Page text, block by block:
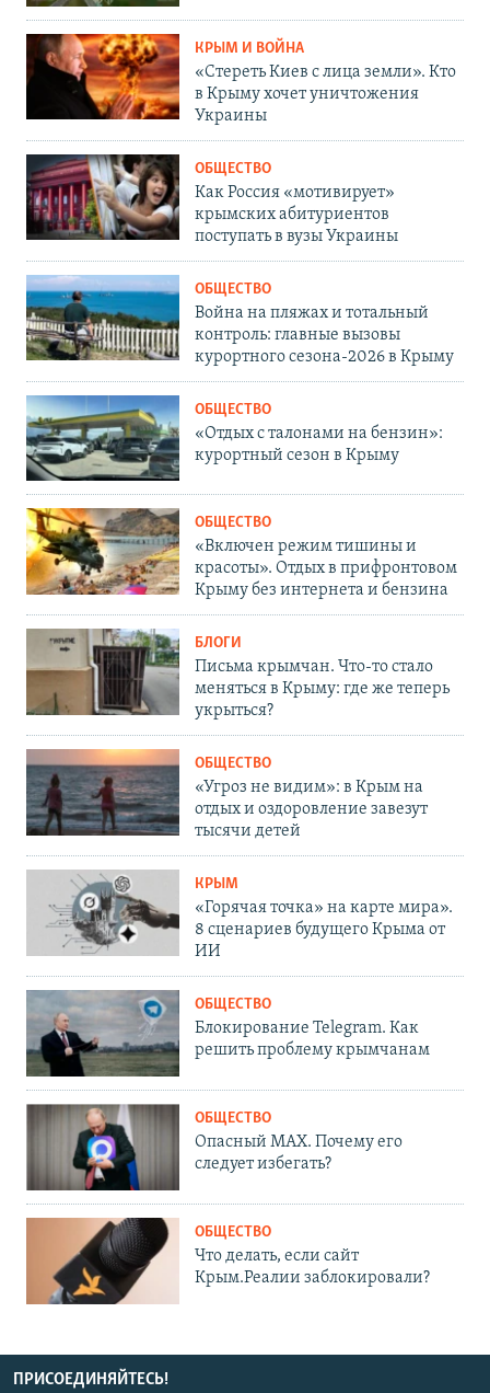
КРЫМ И ВОЙНА
«Стереть Киев с лица земли». Кто
в Крыму хочет уничтожения
Украины
ОБЩЕСТВО
Как Россия «мотивирует»
крымских абитуриентов
поступать в вузы Украины
ОБЩЕСТВО
Война на пляжах и тотальный
контроль: главные вызовы
курортного сезона-2026 в Крыму
ОБЩЕСТВО
«Отдых с талонами на бензин»:
курортный сезон в Крыму
ОБЩЕСТВО
«Включен режим тишины и
красоты». Отдых в прифронтовом
Крыму без интернета и бензина
БЛОГИ
Письма крымчан. Что-то стало
меняться в Крыму: где же теперь
укрыться?
ОБЩЕСТВО
«Угроз не видим»: в Крым на
отдых и оздоровление завезут
тысячи детей
КРЫМ
«Горячая точка» на карте мира».
8 сценариев будущего Крыма от
ИИ
ОБЩЕСТВО
Блокирование Telegram. Как
решить проблему крымчанам
ОБЩЕСТВО
Опасный MAX. Почему его
следует избегать?
ОБЩЕСТВО
Что делать, если сайт
Крым.Реалии заблокировали?
ПРИСОЕДИНЯЙТЕСЬ!